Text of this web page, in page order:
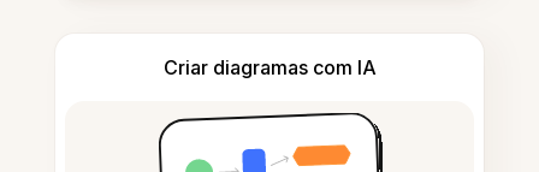
Criar diagramas com IA